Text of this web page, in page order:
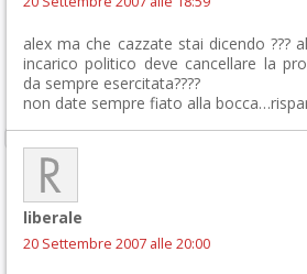
alex ma che cazzate stai dicendo ???
incarico politico deve cancellare la
da sempre esercitata????
non date sempre fiato alla
liberale
20 Settembre 2007 alle 20:00